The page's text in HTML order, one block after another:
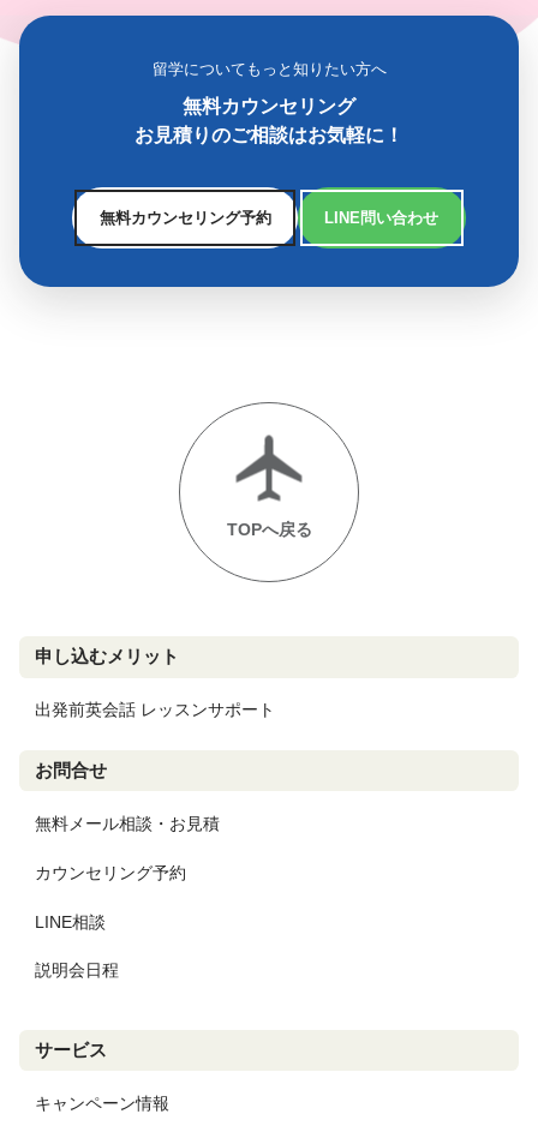
留学についてもっと知りたい方へ
無料カウンセリング
お見積りのご相談はお気軽に！
無料カウンセリング予約 LINE問い合わせ
TOPへ戻る
申し込むメリット
出発前英会話 レッスンサポート
お問合せ
無料メール相談・お見積
カウンセリング予約
LINE相談
説明会日程
サービス
キャンペーン情報